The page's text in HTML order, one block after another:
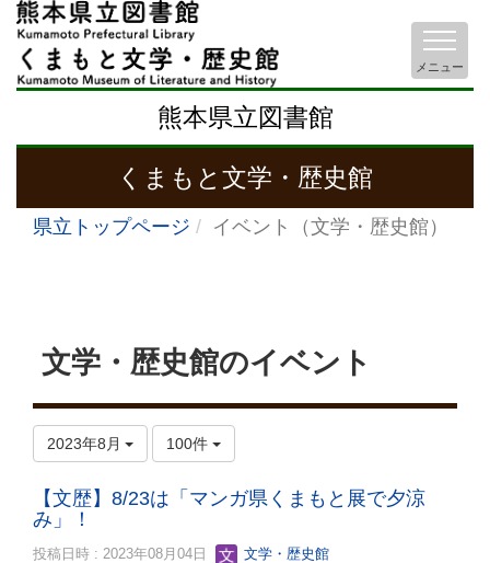
熊本県立図書館
くまもと文学・歴史館
メニュー
県立トップページ イベント（文学・歴史館）
文学・歴史館のイベント
2023年8月 100件
【文歴】8/23は「マンガ県くまもと展で夕涼
み」！
投稿日時 : 2023年08月04日 文学・歴史館